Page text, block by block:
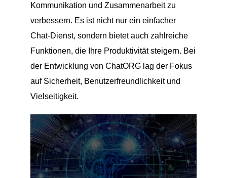
Kommunikation und Zusammenarbeit zu
verbessern. Es ist nicht nur ein einfacher
Chat-Dienst, sondern bietet auch zahlreiche
Funktionen, die Ihre Produktivität steigern. Bei
der Entwicklung von ChatORG lag der Fokus
auf Sicherheit, Benutzerfreundlichkeit und
Vielseitigkeit.